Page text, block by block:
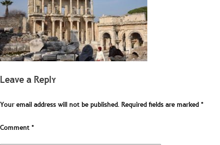
Leave a Reply
Your email address will not be published.Required fields are marked*
Comment*